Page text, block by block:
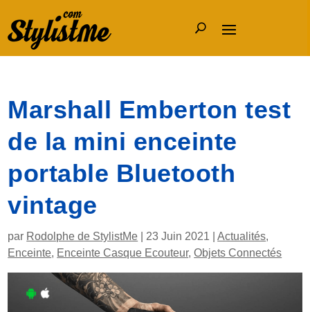
Marshall Emberton test
de la mini enceinte
portable Bluetooth
vintage
par Rodolphe de StylistMe 23 Juin 2021 |Actualités,
Enceinte, Enceinte Casque Ecouteur,Objets Connectés